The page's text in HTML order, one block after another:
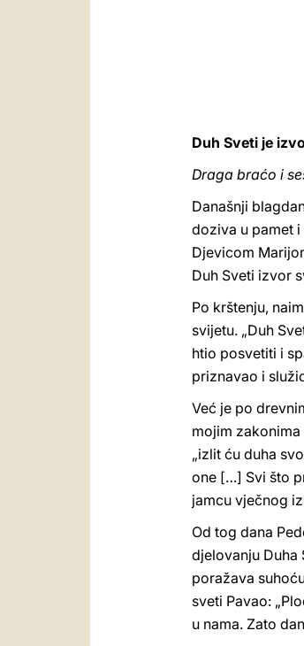
Duh Sveti je
Draga braćo i
Današnji
doziva u pamet
Djevicom
Duh Sveti izvor
Po krštenju,
svijetu. „Duh
htio posvetiti i
priznavao i
Već je po
mojim
„izlit ću duha
one […] Svi što
jamcu vječnog
Od tog dana
djelovanju Duha
poražava
sveti Pavao:
u nama. Zato